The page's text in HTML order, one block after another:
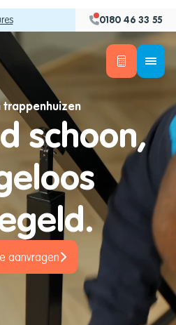
0180 46 33 55
trappenhuizen
schoon,
aanvragen